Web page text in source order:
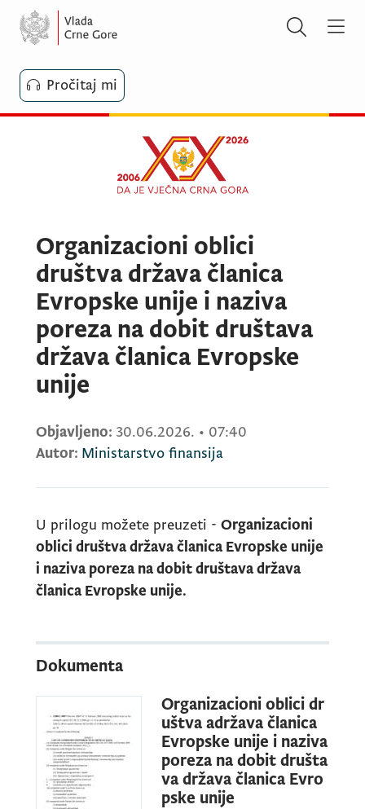
Pročitaj mi
Organizacioni oblici
društva država članica
Evropske unije i naziva
poreza na dobit društava
država članica Evropske
unije
Objavljeno: 30.06.2026. • 07:40
Autor: Ministarstvo finansija
U prilogu možete preuzeti - Organizacioni
oblici društva država članica Evropske unije
i naziva poreza na dobit društava država
članica Evropske unije.
Dokumenta
Organizacioni oblici dr
uštva adržava članica
Evropske unije i naziva
poreza na dobit društa
va država članica Evro
pske unije